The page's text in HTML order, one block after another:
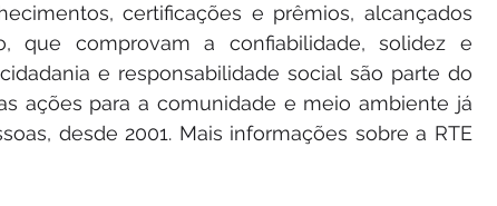
certificações e prêmios, alcançados
que comprovam a confiabilidade, solidez e
e responsabilidade social são parte do
ações para a comunidade e meio ambiente já
desde 2001. Mais informações sobre a RTE